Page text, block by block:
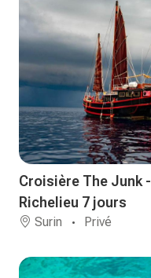
Croisière The Junk
Richelieu 7 jours
Surin Privé